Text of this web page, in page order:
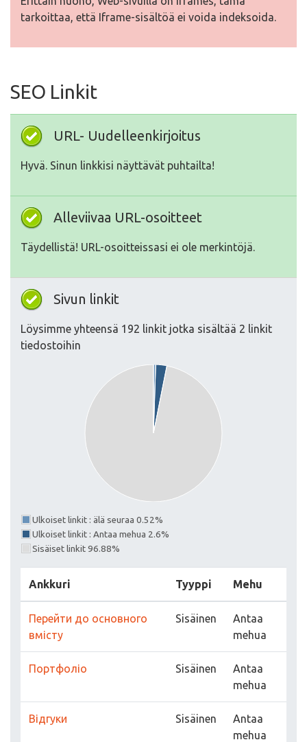
tarkoittaa, että Iframe-sisältöä ei voida indeksoida.
SEO Linkit
URL- Uudelleenkirjoitus
Hyvä. Sinun linkkisi näyttävät puhtailta!
Alleviivaa URL-osoitteet
Täydellistä! URL-osoitteissasi ei ole merkintöjä.
Sivun linkit
Löysimme yhteensä 192 linkit jotka sisältää 2 linkit
tiedostoihin
Ulkoiset linkit : älä seuraa 0.52%
Ulkoiset linkit : Antaa mehua 2.6%
Sisäiset linkit 96.88%
Ankkuri Tyyppi Mehu
Перейти до основного
вмісту
Sisäinen
Antaa
mehua
Портфоліо Sisäinen
Antaa
mehua
Відгуки Sisäinen
Antaa
mehua